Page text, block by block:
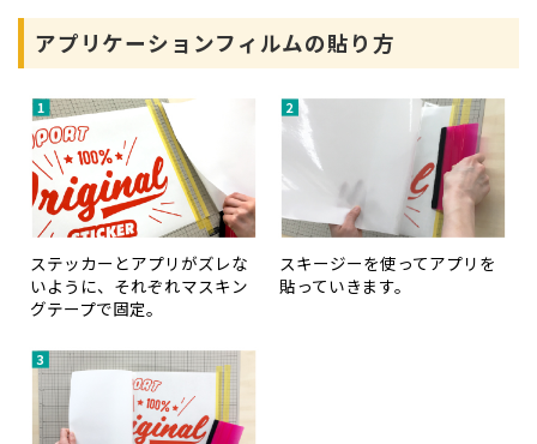
アプリケーションフィルムの貼り方
ステッカーとアプリがズレな
いように、それぞれマスキン
グテープで固定。
スキージーを使ってアプリを
貼っていきます。